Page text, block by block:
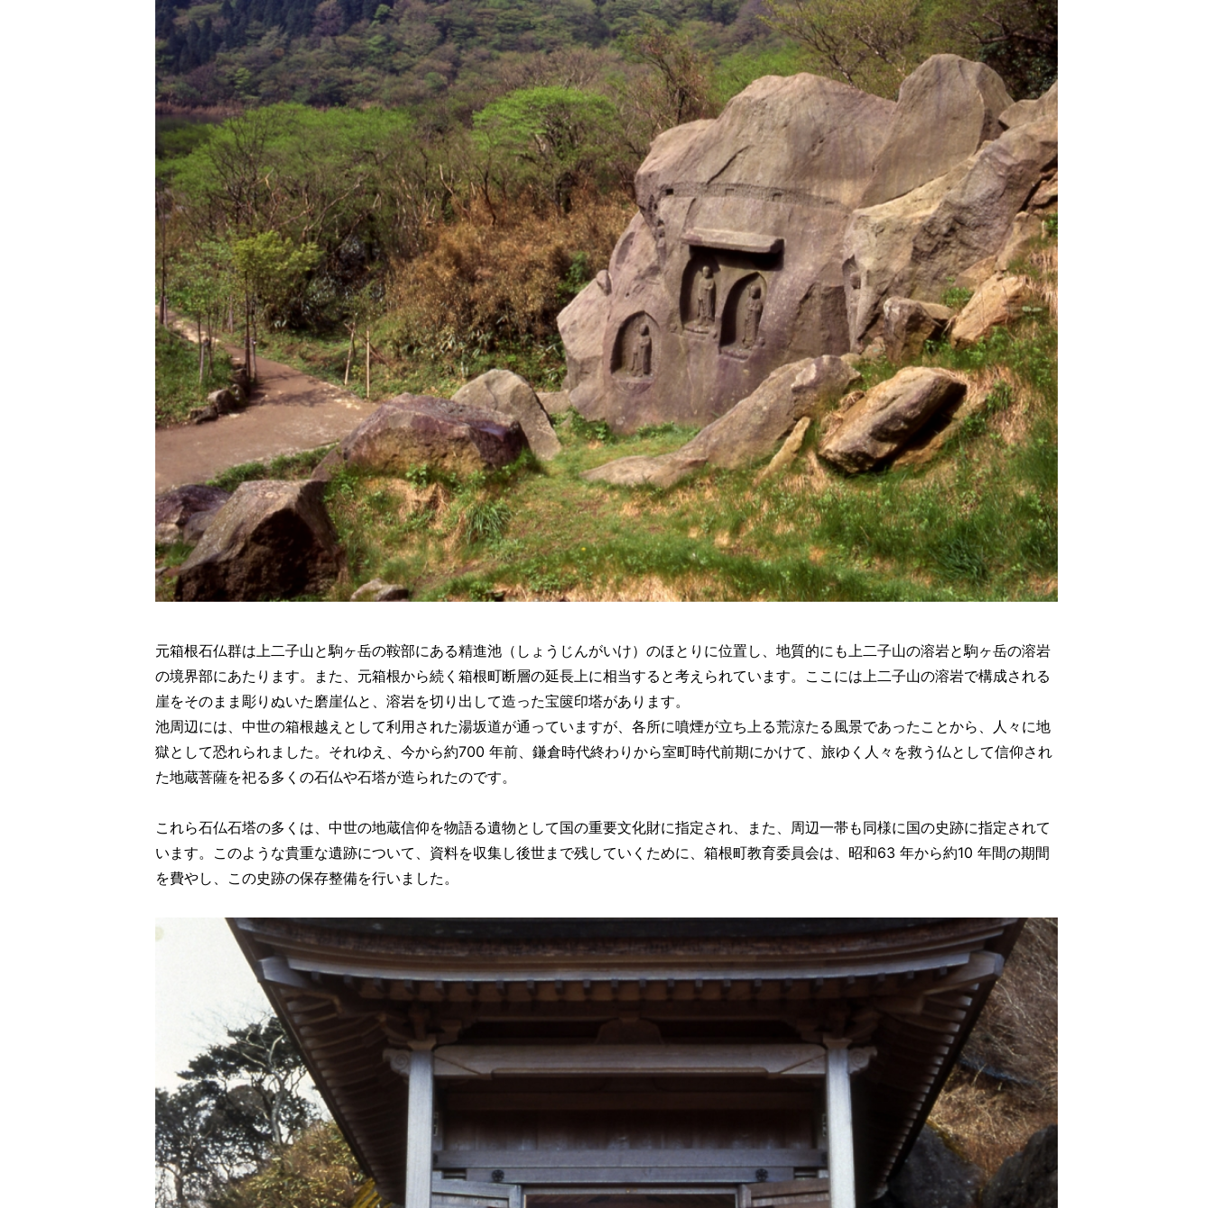
元箱根石仏群は上二子山と駒ヶ岳の鞍部にある精進池（しょうじんがいけ）のほとりに位置し、地質的にも上二子山の溶岩と駒ヶ岳の溶岩
の境界部にあたります。また、元箱根から続く箱根町断層の延長上に相当すると考えられています。ここには上二子山の溶岩で構成される
崖をそのまま彫りぬいた磨崖仏と、溶岩を切り出して造った宝篋印塔があります。
池周辺には、中世の箱根越えとして利用された湯坂道が通っていますが、各所に噴煙が立ち上る荒涼たる風景であったことから、人々に地
獄として恐れられました。それゆえ、今から約700 年前、鎌倉時代終わりから室町時代前期にかけて、旅ゆく人々を救う仏として信仰され
た地蔵菩薩を祀る多くの石仏や石塔が造られたのです。
これら石仏石塔の多くは、中世の地蔵信仰を物語る遺物として国の重要文化財に指定され、また、周辺一帯も同様に国の史跡に指定されて
います。このような貴重な遺跡について、資料を収集し後世まで残していくために、箱根町教育委員会は、昭和63 年から約10 年間の期間
を費やし、この史跡の保存整備を行いました。